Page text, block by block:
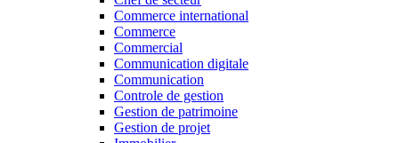
Commerce international
Commerce
Commercial
Communication digitale
Communication
Controle de gestion
Gestion de patrimoine
Gestion de projet